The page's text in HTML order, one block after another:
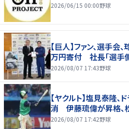
2026/06/15 00:00野球
【巨人】ファン、選手
万円寄付 社長「選手
2026/08/07 17:43野球
【ヤクルト】塩見泰隆
消 伊藤琉偉が昇格、
2026/08/07 17:42野球